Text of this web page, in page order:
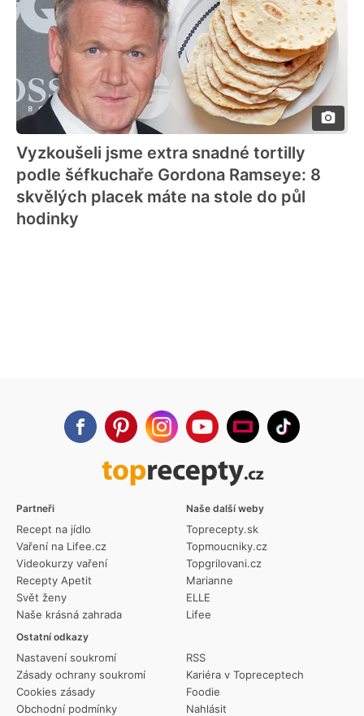
Vyzkoušeli jsme extra snadné tortilly
podle šéfkuchaře Gordona Ramseye: 8
skvělých placek máte na stole do půl
hodinky
Partneři
Recept na jídlo
Vaření na Lifee.cz
Videokurzy vaření
Recepty Apetit
Svět ženy
Naše krásná zahrada
Ostatní odkazy
Nastavení soukromí
Zásady ochrany soukromí
Cookies zásady
Obchodní podmínky
RSS
Kariéra v Topreceptech
Foodie
Nahlásit
Naše další weby
Toprecepty.sk
Topmoucniky.cz
Topgrilovani.cz
Marianne
ELLE
Lifee